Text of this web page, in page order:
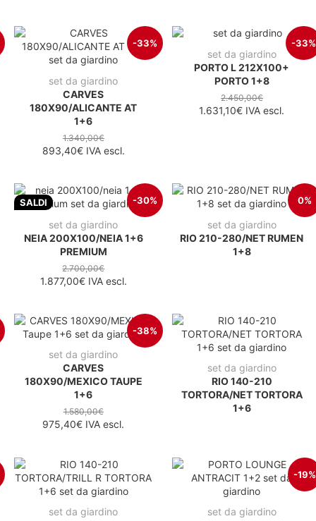
-33%
set da giardino
CARVES
180X90/ALICANTE AT
1+6
1.340,00€
893,40€IVA escl.
-33%
set da giardino
PORTO L 212X100+
PORTO 1+8
2.450,00€
1.631,10€ IVA escl.
SALDI -30%
set da giardino
NEIA 200X100/NEIA 1+6
PREMIUM
2.700,00€
1.877,00€IVA escl.
0%
set da giardino
RIO 210-280/NET RUMEN
1+8
-38%
set da giardino
CARVES
180X90/MEXICO TAUPE
1+6
1.580,00€
975,40€ IVA escl.
set da giardino
RIO 140-210
TORTORA/NET TORTORA
1+6
set da giardino
-19%
set da giardino